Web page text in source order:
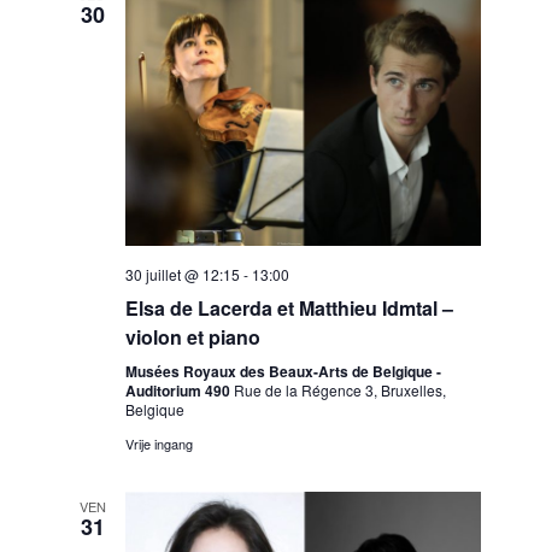
30
30 juillet @ 12:15 - 13:00
Elsa de Lacerda et Matthieu Idmtal –
violon et piano
Musées Royaux des Beaux-Arts de Belgique -
Auditorium 490 Rue de la Régence 3, Bruxelles,
Belgique
Vrije ingang
VEN
31